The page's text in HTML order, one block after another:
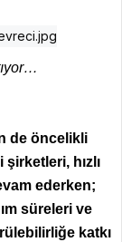
de öncelikli
hızlı
ederken;
süreleri ve
katkı